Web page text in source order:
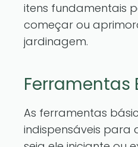
itens fundamentais
começar ou
jardinagem.
Ferramentas
As ferramentas
indispensáveis para